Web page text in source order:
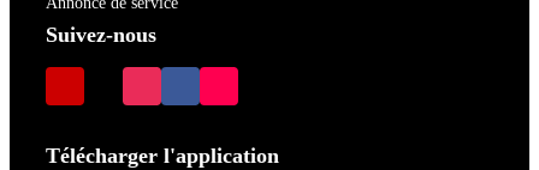
Suivez-nous
Télécharger l'application